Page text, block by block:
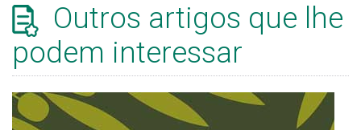
Outros artigos que lhe
podem interessar